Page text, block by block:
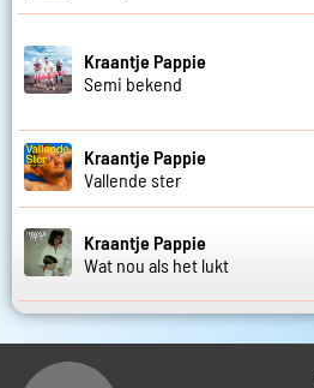
Kraantje Pappie
Semi bekend
Kraantje Pappie
Vallende ster
Kraantje Pappie
Wat nou als het lukt